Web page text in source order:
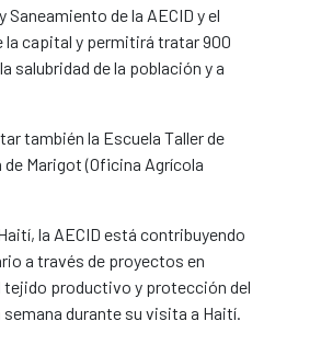
de la AECID y el
la capital y permitirá tratar 900
salubridad de la población y a
también la Escuela Taller de
Marigot (Oficina Agrícola
la AECID está contribuyendo
a través de proyectos en
productivo y protección del
durante su visita a Haití.